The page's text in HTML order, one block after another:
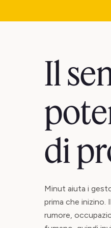
Il
di
Minut aiuta i
prima che
rumore,